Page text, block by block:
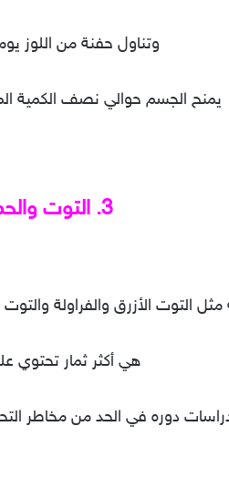
وتناول حفنة من اللوز يومياً
يمنح الجسم حوالي نصف الكمية
3. التوت والحمضيات:
مثل التوت الأزرق والفراولة
هي أكثر ثمار تحتوي
دوره في الحد من مخاطر